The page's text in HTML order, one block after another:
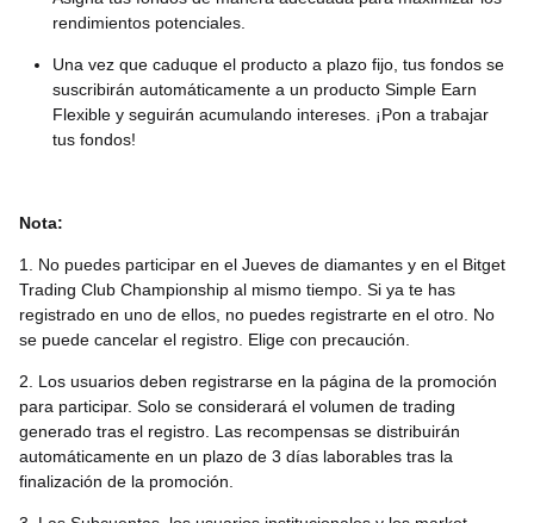
rendimientos potenciales.
Una vez que caduque el producto a plazo fijo, tus fondos se
suscribirán automáticamente a un producto Simple Earn
Flexible y seguirán acumulando intereses. ¡Pon a trabajar
tus fondos!
Nota:
1. No puedes participar en el Jueves de diamantes y en el Bitget
Trading Club Championship al mismo tiempo. Si ya te has
registrado en uno de ellos, no puedes registrarte en el otro. No
se puede cancelar el registro. Elige con precaución.
2. Los usuarios deben registrarse en la página de la promoción
para participar. Solo se considerará el volumen de trading
generado tras el registro. Las recompensas se distribuirán
automáticamente en un plazo de 3 días laborables tras la
finalización de la promoción.